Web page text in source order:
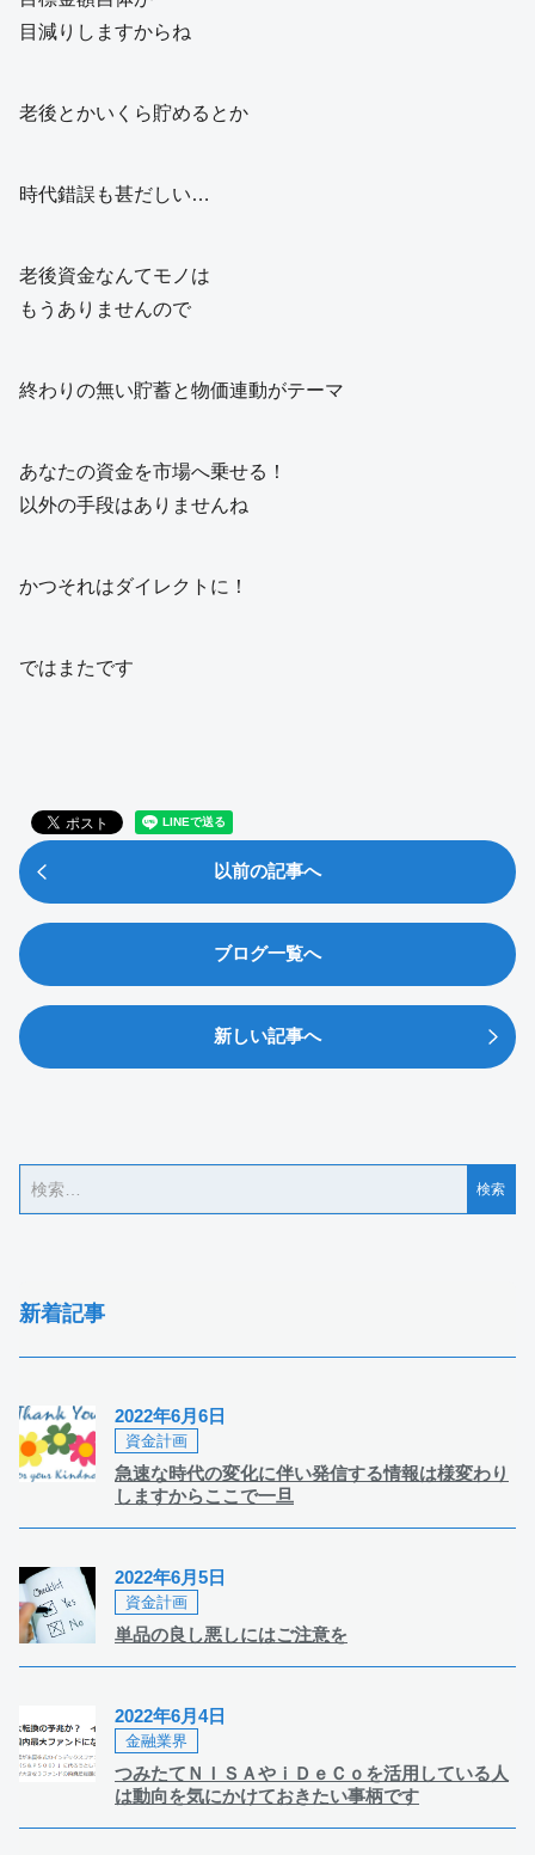
目減りしますからね
老後とかいくら貯めるとか
時代錯誤も甚だしい…
老後資金なんてモノは
もうありませんので
終わりの無い貯蓄と物価連動がテーマ
あなたの資金を市場へ乗せる！
以外の手段はありませんね
かつそれはダイレクトに！
ではまたです
以前の記事へ
ブログ一覧へ
新しい記事へ
新着記事
急速な時代の変化に伴い発信する情報は様変わり
しますからここで一旦
資金計画
2022年6月6日
単品の良し悪しにはご注意を
資金計画
2022年6月5日
つみたてＮＩＳＡやｉＤｅＣｏを活用している人
は動向を気にかけておきたい事柄です
金融業界
2022年6月4日